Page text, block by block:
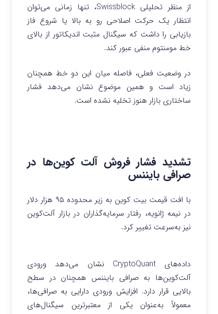
از منظر تحلیلی Swissblock، تنها زمانی می‌توان
انتظار یک حرکت اصلاحی رو به بالا یا شروع فاز
بازیابی را داشت که سیگنال مثبت اندیکاتور از بالای
خط مومنتوم منفی عبور کند.
در وضعیت فعلی، فاصله میان این دو خط همچنان
زیاد است و همین موضوع نشان می‌دهد فشار
ساختاری بازار هنوز تخلیه نشده است.
تشدید فشار فروش آلت‌ کوین‌ها در
صرافی بایننس
با افت قیمت بیت‌ کوین به زیر محدوده ۹۵ هزار دلار
در نیمه ژانویه، رفتار سرمایه‌گذاران در بازار آلت‌کوین
نیز به‌سرعت تغییر کرد.
داده‌های CryptoQuant نشان می‌دهد ورودی
آلت‌کوین‌ها به صرافی بایننس همچنان در سطح
بالایی قرار دارد. افزایش ورودی دارایی به صرافی‌ها،
معمولاً به‌عنوان یکی از معتبرترین سیگنال‌های